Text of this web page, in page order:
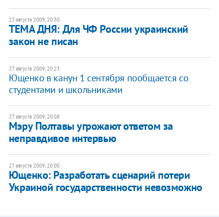
27 августа 2009, 20:30
ТЕМА ДНЯ: Для ЧФ России украинский
закон не писан
27 августа 2009, 20:23
Ющенко в канун 1 сентября пообщается со
студентами и школьниками
27 августа 2009, 20:08
Мэру Полтавы угрожают ответом за
неправдивое интервью
27 августа 2009, 20:00
Ющенко: Разработать сценарий потери
Украиной государственности невозможно